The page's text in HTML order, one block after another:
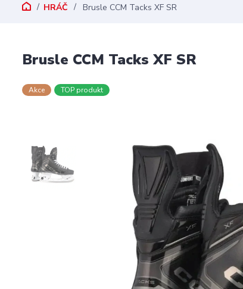
HRÁČ Brusle CCM Tacks XF SR
Brusle CCM Tacks XF SR
Akce TOP produkt